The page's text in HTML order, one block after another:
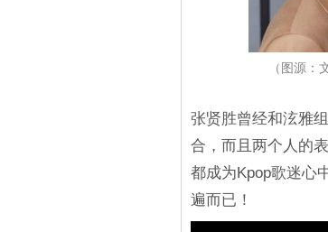
（图源：
张贤胜曾经和泫雅
合，而且两个人的
都成为Kpop歌迷心
遍而已！